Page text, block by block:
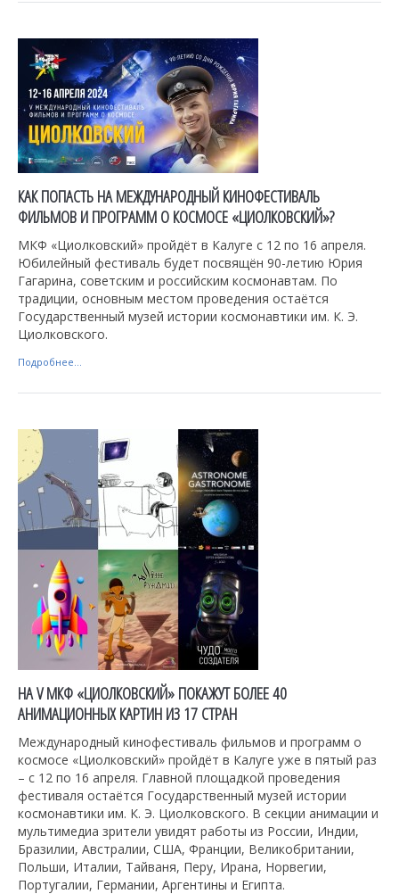
КАК ПОПАСТЬ НА МЕЖДУНАРОДНЫЙ КИНОФЕСТИВАЛЬ
ФИЛЬМОВ И ПРОГРАММ О КОСМОСЕ «ЦИОЛКОВСКИЙ»?
МКФ «Циолковский» пройдёт в Калуге с 12 по 16 апреля.
Юбилейный фестиваль будет посвящён 90-летию Юрия
Гагарина, советским и российским космонавтам. По
традиции, основным местом проведения остаётся
Государственный музей истории космонавтики им. К. Э.
Циолковского.
Подробнее...
НА V МКФ «ЦИОЛКОВСКИЙ» ПОКАЖУТ БОЛЕЕ 40
АНИМАЦИОННЫХ КАРТИН ИЗ 17 СТРАН
Международный кинофестиваль фильмов и программ о
космосе «Циолковский» пройдёт в Калуге уже в пятый раз
– с 12 по 16 апреля. Главной площадкой проведения
фестиваля остаётся Государственный музей истории
космонавтики им. К. Э. Циолковского. В секции анимации и
мультимедиа зрители увидят работы из России, Индии,
Бразилии, Австралии, США, Франции, Великобритании,
Польши, Италии, Тайваня, Перу, Ирана, Норвегии,
Португалии, Германии, Аргентины и Египта.